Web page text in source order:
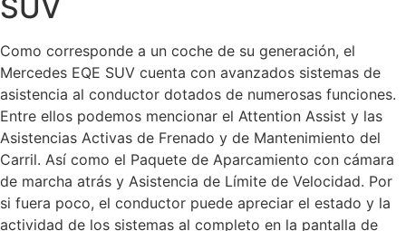
SUV
Como corresponde a un coche de su generación, el
Mercedes EQE SUV cuenta con avanzados sistemas de
asistencia al conductor dotados de numerosas funciones.
Entre ellos podemos mencionar el Attention Assist y las
Asistencias Activas de Frenado y de Mantenimiento del
Carril. Así como el Paquete de Aparcamiento con cámara
de marcha atrás y Asistencia de Límite de Velocidad. Por
si fuera poco, el conductor puede apreciar el estado y la
actividad de los sistemas al completo en la pantalla de